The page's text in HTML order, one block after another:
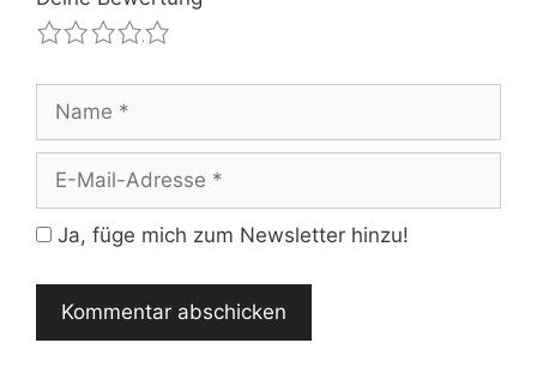
4
3
2
1
Mail-
Adresse
Ja, füge mich zum Newsletter hinzu!